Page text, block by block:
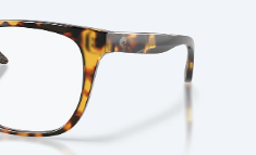
Sin cargo